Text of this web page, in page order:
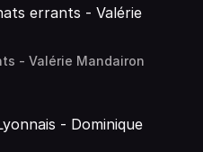
errants - Valérie
- Valérie Mandairon
- Dominique